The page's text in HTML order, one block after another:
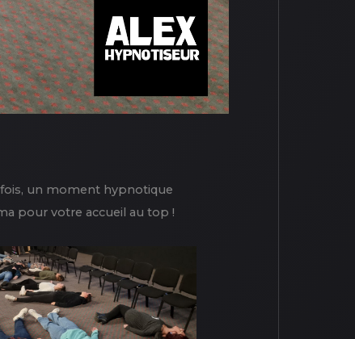
un moment hypnotique
pour votre accueil au top !